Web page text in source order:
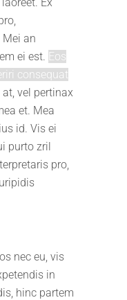
an
ei est. Eos
consequat
vel pertinax
et. Mea
id. Vis ei
purto zril
pro,
nec eu, vis
in
hinc partem